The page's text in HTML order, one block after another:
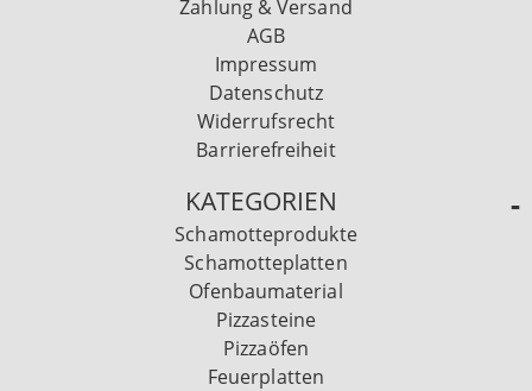
Zahlung & Versand
AGB
Impressum
Datenschutz
Widerrufsrecht
Barrierefreiheit
KATEGORIEN
Schamotteprodukte
Schamotteplatten
Ofenbaumaterial
Pizzasteine
Pizzaöfen
Feuerplatten